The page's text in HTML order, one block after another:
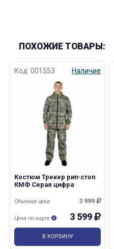
ПОХОЖИЕ ТОВАРЫ:
Код: 001553 Наличие
Костюм Трекер рип-стоп
КМФ Серая цифра
3 999
Обычная цена
3 599
Цена по карте
В КОРЗИНУ